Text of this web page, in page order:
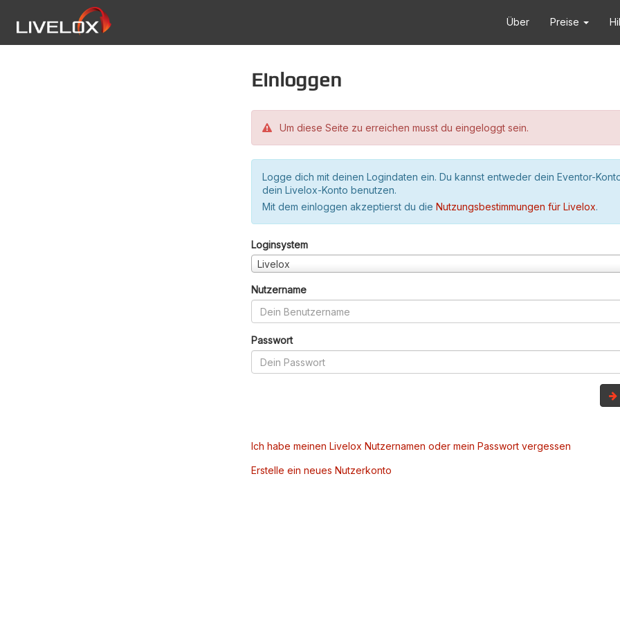
Über Preise
Einloggen
Um diese Seite zu erreichen musst du eingeloggt sein.
Logge dich mit deinen Logindaten ein. Du kannst entweder dein Eventor-
dein Livelox-Konto benutzen.
Mit dem einloggen akzeptierst du die Nutzungsbestimmungen für Livelox.
Loginsystem
Livelox
Nutzername
Passwort
Ich habe meinen Livelox Nutzernamen oder mein Passwort vergessen
Erstelle ein neues Nutzerkonto